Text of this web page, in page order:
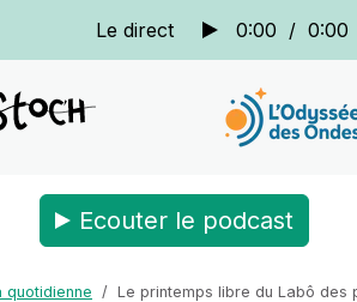
Le direct 0:00 / 0:00
Ecouter le podcast
quotidienne Le printemps libre du Labô des